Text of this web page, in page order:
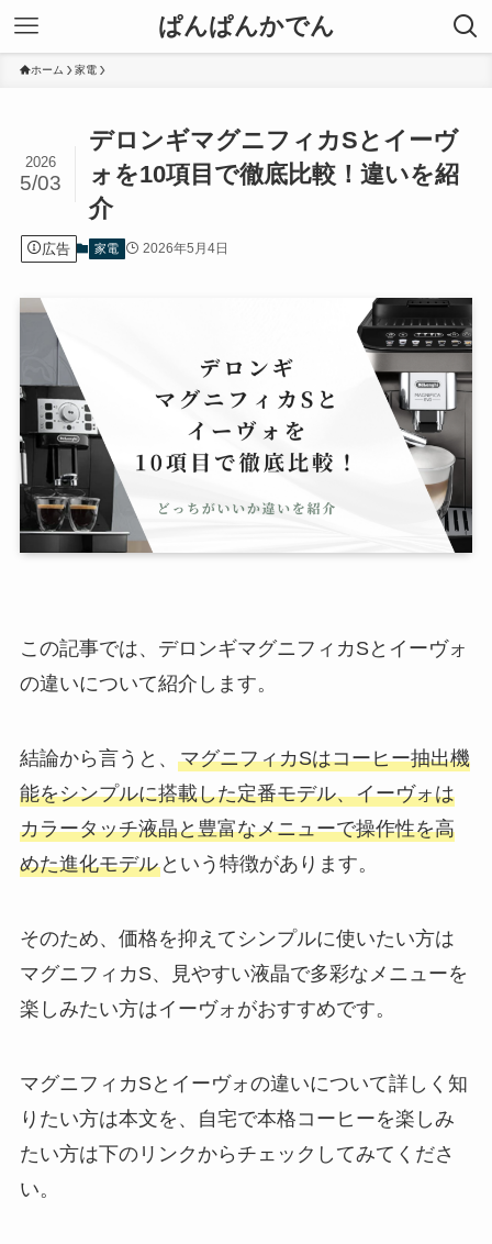
ぱんぱんかでん
ホーム 家電
デロンギマグニフィカSとイーヴ
ォを10項目で徹底比較！違いを紹
介
2026
5/03
広告 家電 2026年5月4日
この記事では、デロンギマグニフィカSとイーヴォ
の違いについて紹介します。
結論から言うと、 マグニフィカSはコーヒー抽出機
能をシンプルに搭載した定番モデル、イーヴォは
カラータッチ液晶と豊富なメニューで操作性を高
めた進化モデルという特徴があります。
そのため、価格を抑えてシンプルに使いたい方は
マグニフィカS、見やすい液晶で多彩なメニューを
楽しみたい方はイーヴォがおすすめです。
マグニフィカSとイーヴォの違いについて詳しく知
りたい方は本文を、自宅で本格コーヒーを楽しみ
たい方は下のリンクからチェックしてみてくださ
い。